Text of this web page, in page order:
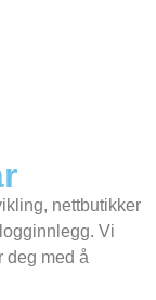
nettbutikker
Vi
deg med å